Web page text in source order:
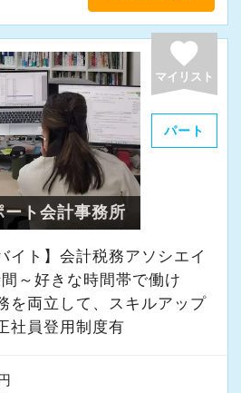
favorite
マイリスト
パート
ト会計事務所
イト】会計税務アソシエイ
～好きな時間帯で働け
を両立して、スキルアップ
社員登用制度有